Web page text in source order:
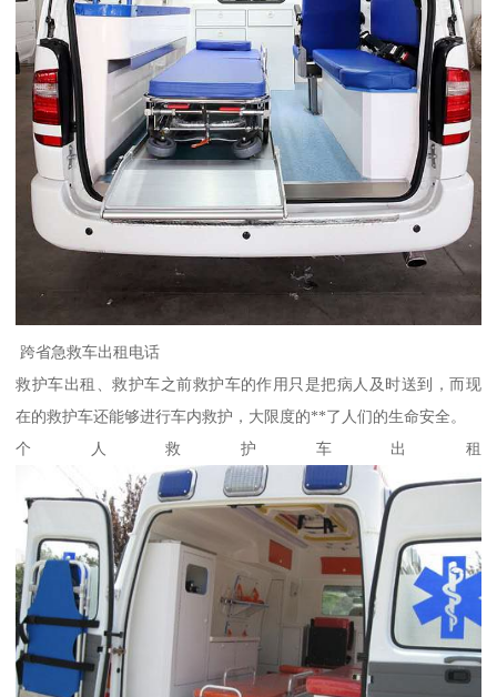
跨省急救车出租电话
救护车出租、救护车之前救护车的作用只是把病人及时送到，而现
在的救护车还能够进行车内救护，大限度的**了人们的生命安全。
个人救护车出租